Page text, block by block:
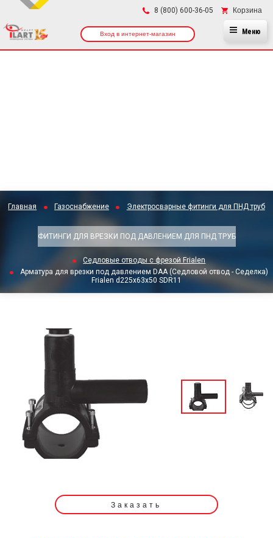
8 (800) 600-36-05 Корзина
Вход в интернет-магазин Меню
Главная Газоснабжение Электросварные фитинги для ПНД труб
ФИТИНГИ ДЛЯ ВРЕЗКИ ПОД ДАВЛЕНИЕМ ДЛЯ ПНД ТРУБ
Седловые отводы с фрезой Frialen
Арматура для врезки под давлением DAA (Седловой отвод - Седелка)
Frialen d225x63x50 SDR11
Заказать
×